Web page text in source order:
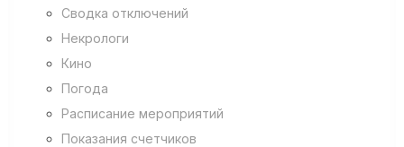
Сводка отключений
Некрологи
Кино
Погода
Расписание мероприятий
Показания счетчиков